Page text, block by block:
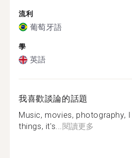
流利
葡萄牙語
學
英語
我喜歡談論的話題
Music, movies, photography,
things, it's...閱讀更多